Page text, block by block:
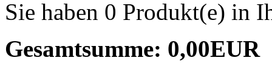
Sie haben 0 Produkt(e) in
Gesamtsumme: 0,00EUR